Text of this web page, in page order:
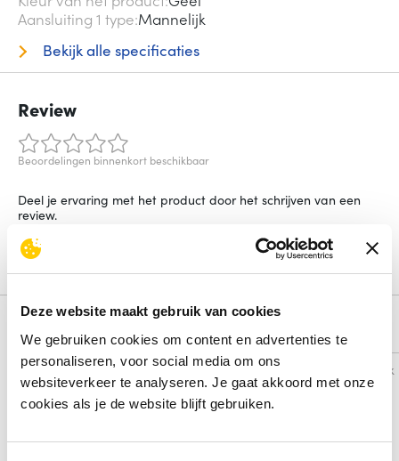
Deze website maakt gebruik van cookies
We gebruiken cookies om content en advertenties te
personaliseren, voor social media om ons
websiteverkeer te analyseren. Je gaat akkoord met onze
cookies als je de website blijft gebruiken.
Aansluiting 1 type Mannelijk
Bekijk alle specificaties
Review
Beoordelingen binnenkort beschikbaar
Deel je ervaring met het product door het schrijven van een
review.
Schrijf een review
Alternatieven
Vergelijk Vergelijk